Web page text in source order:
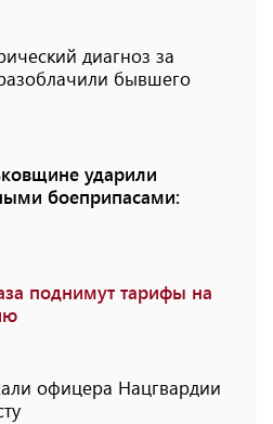
диагноз за
бывшего
ударили
боеприпасами:
поднимут тарифы на
офицера Нацгвардии